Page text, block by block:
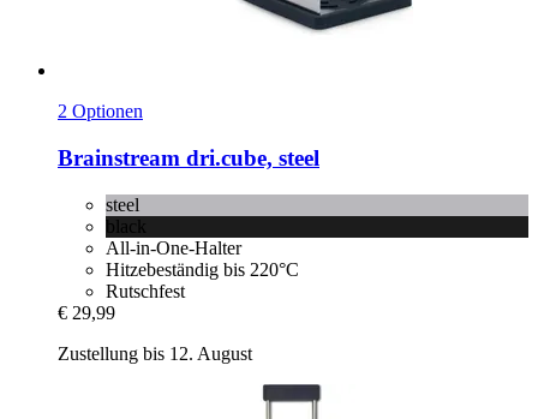
2 Optionen
Brainstream dri.cube, steel
steel
black
All-in-One-Halter
Hitzebeständig bis 220°C
Rutschfest
€ 29,99
Zustellung bis 12. August